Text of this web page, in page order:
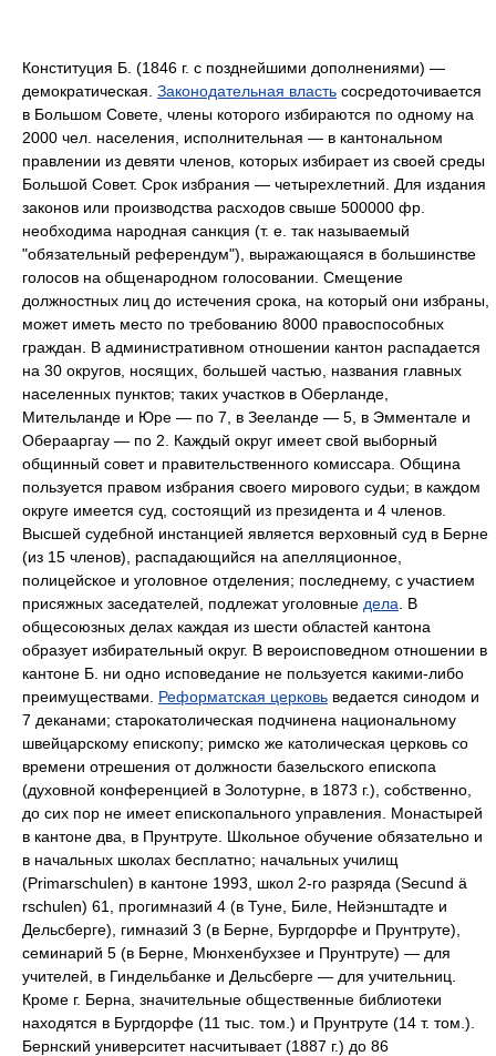
Конституция Б. (1846 г. с позднейшими дополнениями) —
демократическая. Законодательная власть сосредоточивается
в Большом Совете, члены которого избираются по одному на
2000 чел. населения, исполнительная — в кантональном
правлении из девяти членов, которых избирает из своей среды
Большой Совет. Срок избрания — четырехлетний. Для издания
законов или производства расходов свыше 500000 фр.
необходима народная санкция (т. е. так называемый
"обязательный референдум"), выражающаяся в большинстве
голосов на общенародном голосовании. Смещение
должностных лиц до истечения срока, на который они избраны,
может иметь место по требованию 8000 правоспособных
граждан. В административном отношении кантон распадается
на 30 округов, носящих, большей частью, названия главных
населенных пунктов; таких участков в Оберланде,
Мительланде и Юре — по 7, в Зееланде — 5, в Эмментале и
Оберааргау — по 2. Каждый округ имеет свой выборный
общинный совет и правительственного комиссара. Община
пользуется правом избрания своего мирового судьи; в каждом
округе имеется суд, состоящий из президента и 4 членов.
Высшей судебной инстанцией является верховный суд в Берне
(из 15 членов), распадающийся на апелляционное,
полицейское и уголовное отделения; последнему, с участием
присяжных заседателей, подлежат уголовные дела . В
общесоюзных делах каждая из шести областей кантона
образует избирательный округ. В вероисповедном отношении в
кантоне Б. ни одно исповедание не пользуется какими-либо
преимуществами. Реформатская церковь ведается синодом и
7 деканами; старокатолическая подчинена национальному
швейцарскому епископу; римско же католическая церковь со
времени отрешения от должности базельского епископа
(духовной конференцией в Золотурне, в 1873 г.), собственно,
до сих пор не имеет епископального управления. Монастырей
в кантоне два, в Прунтруте. Школьное обучение обязательно и
в начальных школах бесплатно; начальных училищ
(Primarschulen) в кантоне 1993, школ 2-го разряда (Secund ä
rschulen) 61, прогимназий 4 (в Туне, Биле, Нейэнштадте и
Дельсберге), гимназий 3 (в Берне, Бургдорфе и Прунтруте),
семинарий 5 (в Берне, Мюнхенбухзее и Прунтруте) — для
учителей, в Гиндельбанке и Дельсберге — для учительниц.
Кроме г. Берна, значительные общественные библиотеки
находятся в Бургдорфе (11 тыс. том.) и Прунтруте (14 т. том.).
Бернский университет насчитывает (1887 г.) до 86